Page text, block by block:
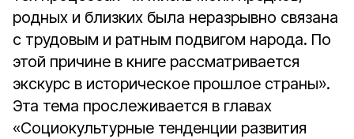
родных и близких была неразрывно связана
с трудовым и ратным подвигом народа. По
этой причине в книге рассматривается
экскурс в историческое прошлое страны».
Эта тема прослеживается в главах
«Социокультурные тенденции развития